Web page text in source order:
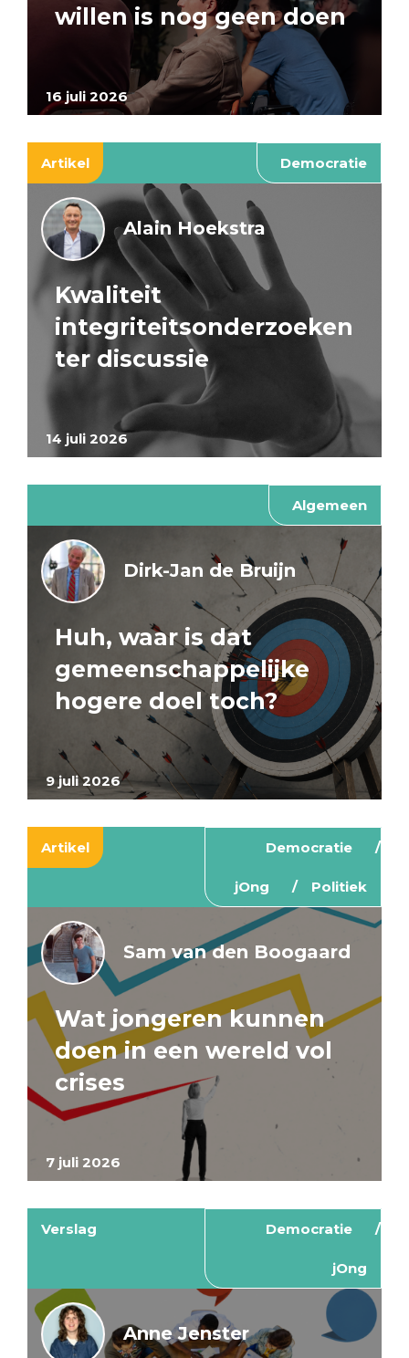
16 juli 2026
willen is nog geen doen
Artikel Democratie
14 juli 2026
Alain Hoekstra
Kwaliteit
integriteitsonderzoeken
ter discussie
Algemeen
9 juli 2026
Dirk-Jan de Bruijn
Huh, waar is dat
gemeenschappelijke
hogere doel toch?
Artikel Democratie
jOng Politiek
7 juli 2026
Sam van den Boogaard
Wat jongeren kunnen
doen in een wereld vol
crises
Verslag Democratie
jOng
Anne Jenster